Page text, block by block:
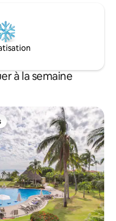
à la semaine
les plus aimés